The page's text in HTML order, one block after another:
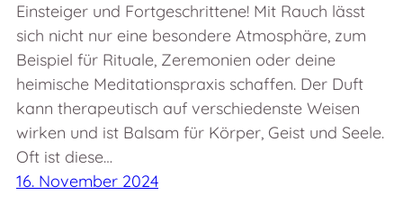
Einsteiger und Fortgeschrittene! Mit Rauch lässt
sich nicht nur eine besondere Atmosphäre, zum
Beispiel für Rituale, Zeremonien oder deine
heimische Meditationspraxis schaffen. Der Duft
kann therapeutisch auf verschiedenste Weisen
wirken und ist Balsam für Körper, Geist und Seele.
Oft ist diese…
16. November 2024